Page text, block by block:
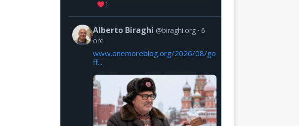
1
Alberto Biraghi @biraghi.org 6
ore
www.onemoreblog.org/2026/08/go
ff...